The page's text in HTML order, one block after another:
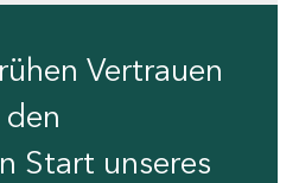
Vertrauen
Start unseres